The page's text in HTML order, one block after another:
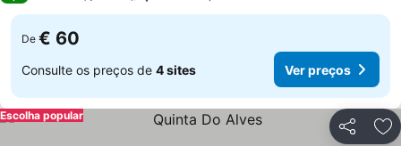
De € 60
Consulte os preços de 4 sites Ver preços
Partilhar
Escolha popular